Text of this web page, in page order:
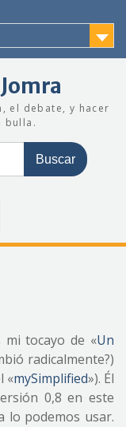
el debate, y hacer
bulla.
mi tocayo de «Un
radicalmente?)
«mySimplified»). Él
0,8 en este
lo podemos usar.